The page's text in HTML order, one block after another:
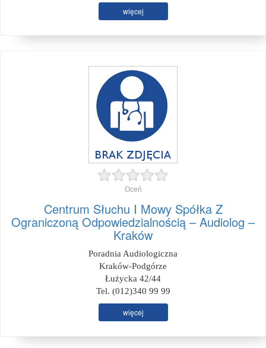
więcej
Oceń
Centrum Słuchu I Mowy Spółka Z
Ograniczoną Odpowiedzialnością – Audiolog –
Kraków
Poradnia Audiologiczna
Kraków-Podgórze
Łużycka 42/44
Tel. (012)340 99 99
więcej